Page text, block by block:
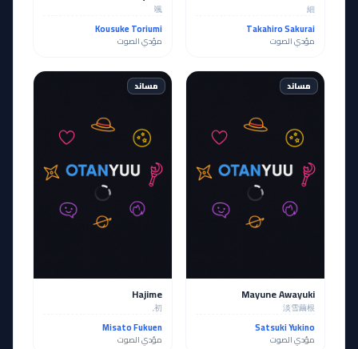
細
Takahiro Sakurai
مؤدي الصوت
颯
Kousuke Toriumi
مؤدي الصوت
مساند
Mayune Awayuki
淡雪繭根
Satsuki Yukino
مؤدي الصوت
مساند
Hajime
初,
Misato Fukuen
مؤدي الصوت